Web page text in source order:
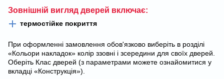
Зовнішній вигляд дверей включає:
термостійке покриття
При оформленні замовлення обов'язково виберіть в розділі
«Кольори накладок» колір ззовні і зсередини для своїх дверей.
Оберіть Клас дверей (з параметрами можете ознайомитися у
вкладці «Конструкція»).